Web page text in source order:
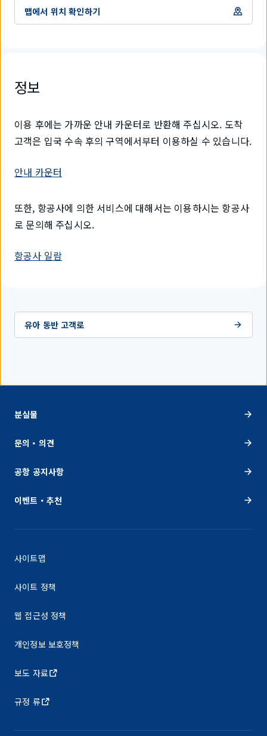
맵에서 위치 확인하기
정보
이용 후에는 가까운 안내 카운터로 반환해 주십시오. 도착
고객은 입국 수속 후의 구역에서부터 이용하실 수 있습니다.
안내 카운터
또한, 항공사에 의한 서비스에 대해서는 이용하시는 항공사
로 문의해 주십시오.
항공사 일람
유아 동반 고객로
분실물
문의・의견
공항 공지사항
이벤트・추천
사이트맵
사이트 정책
웹 접근성 정책
개인정보 보호정책
보도 자료
규정 류